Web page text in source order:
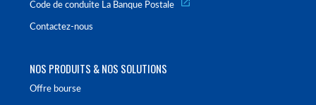
Code de conduite La Banque Postale
Contactez-nous
NOS PRODUITS & NOS SOLUTIONS
Offre bourse